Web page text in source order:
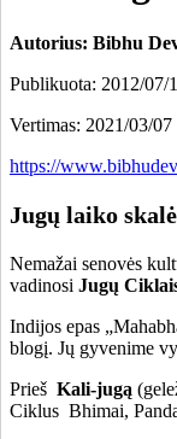
Autorius: Bibhu
Publikuota: 2012/07/
Vertimas: 2021/03/
https://
Jugų laiko
Nemažai senovės
vadinosi Jugų
Indijos epas
blogį. Jų gyvenime
Prieš Kali-jugą
Ciklus Bhimai,